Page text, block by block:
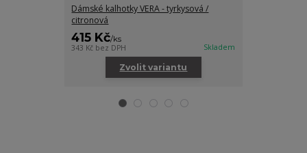
Dámské kalhotky VERA - tyrkysová /
citronová
415 Kč/ks
343 Kč bez DPH Skladem
Zvolit variantu